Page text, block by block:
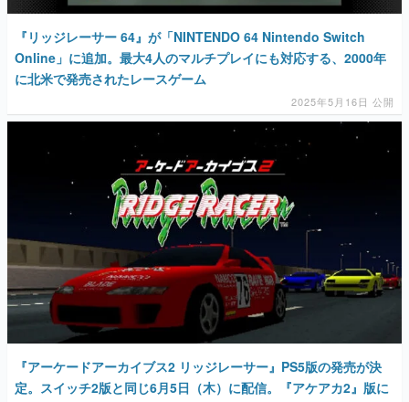
に北米で発売されたレースゲーム
2025年5月16日 公開
『アーケードアーカイブス2 リッジレーサー』PS5版の発売が決
定。スイッチ2版と同じ6月5日（木）に配信。『アケアカ2』版に
は新機能として「タイムアタックモード」を搭載。通常の『アケ
アカ』PS4版も同日発売
2025年5月1日 公開